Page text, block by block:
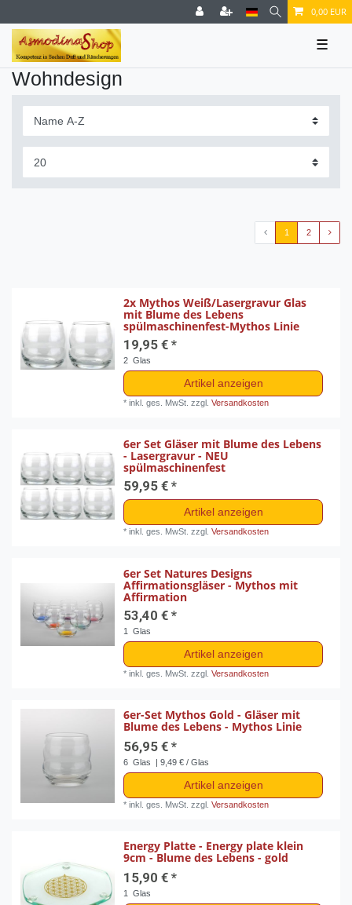
0,00 EUR
☰
Wohndesign
1 2
2x Mythos Weiß/Lasergravur Glas
mit Blume des Lebens
spülmaschinenfest-Mythos Linie
19,95 € *
2 Glas
Artikel anzeigen
*inkl. ges. MwSt. zzgl.Versandkosten
6er Set Gläser mit Blume des Lebens
- Lasergravur - NEU
spülmaschinenfest
59,95 € *
Artikel anzeigen
*inkl. ges. MwSt. zzgl.Versandkosten
6er Set Natures Designs
Affirmationsgläser - Mythos mit
Affirmation
53,40 € *
1 Glas
Artikel anzeigen
*inkl. ges. MwSt. zzgl.Versandkosten
6er-Set Mythos Gold - Gläser mit
Blume des Lebens - Mythos Linie
56,95 € *
6 Glas | 9,49 € / Glas
Artikel anzeigen
*inkl. ges. MwSt. zzgl.Versandkosten
Energy Platte - Energy plate klein
9cm - Blume des Lebens - gold
15,90 € *
1 Glas